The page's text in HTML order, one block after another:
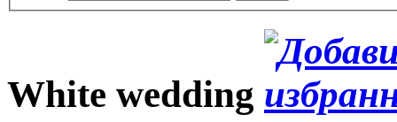
White wedding